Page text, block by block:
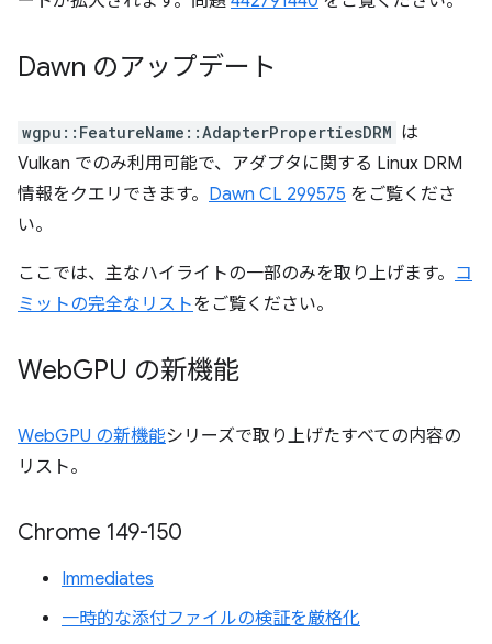
Dawn のアップデート
wgpu::FeatureName::AdapterPropertiesDRM は
Vulkan でのみ利用可能で、アダプタに関する Linux DRM
情報をクエリできます。 Dawn CL 299575 をご覧くださ
い。
ここでは、主なハイライトの一部のみを取り上げます。 コ
ミットの完全なリストをご覧ください。
WebGPU の新機能
WebGPU の新機能シリーズで取り上げたすべての内容の
リスト。
Chrome 149-150
Immediates
一時的な添付ファイルの検証を厳格化